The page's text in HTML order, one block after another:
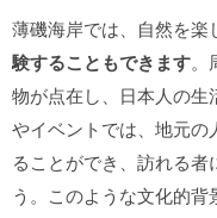
薄磯海岸では、自然を楽
験することもできます。
物が点在し、日本人の生
やイベントでは、地元の
ることができ、訪れる者
う。このような文化的